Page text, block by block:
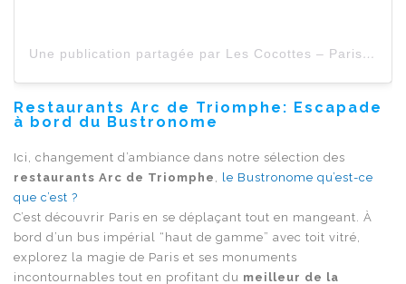
Une publication partagée par Les Cocottes – Paris (@lescocottes_paris)
Restaurants Arc de Triomphe : Escapade
à bord du Bustronome
Ici, changement d’ambiance dans notre sélection des
restaurants Arc de Triomphe
le Bustronome qu’est-ce
que c’est ?
C’est découvrir Paris en se déplaçant tout en mangeant. À
bord d’un bus impérial “haut de gamme” avec toit vitré,
explorez la magie de Paris et ses monuments
incontournables tout en profitant du meilleur de la